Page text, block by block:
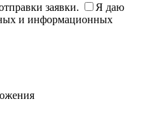
заявки.
Я даю
и информационных